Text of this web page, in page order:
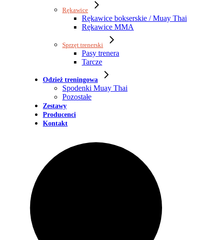
Rękawice
Rękawice bokserskie / Muay Thai
Rękawice MMA
Sprzęt trenerski
Pasy trenera
Tarcze
Odzież treningowa
Spodenki Muay Thai
Pozostałe
Zestawy
Producenci
Kontakt